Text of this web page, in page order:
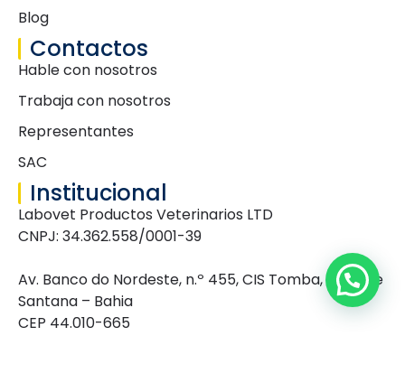
Blog
Contactos
Hable con nosotros
Trabaja con nosotros
Representantes
SAC
Institucional
Labovet Productos Veterinarios LTD
CNPJ: 34.362.558/0001-39
Av. Banco do Nordeste, n.º 455, CIS Tomba, Feira de
Santana – Bahia
CEP 44.010-665